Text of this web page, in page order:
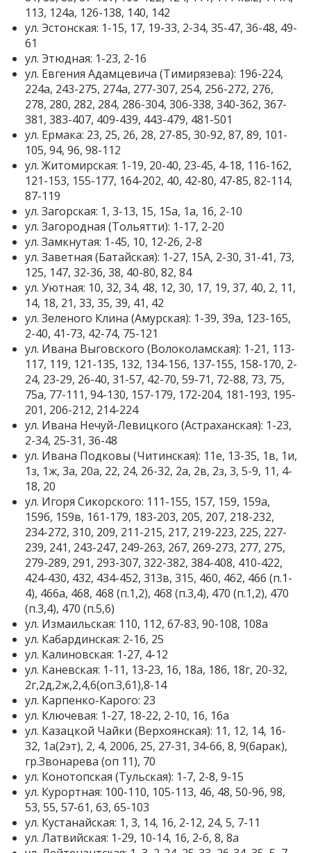
113, 124а, 126-138, 140, 142
ул. Эстонская: 1-15, 17, 19-33, 2-34, 35-47, 36-48, 49-
61
ул. Этюдная: 1-23, 2-16
ул. Евгения Адамцевича (Тимирязева): 196-224,
224а, 243-275, 274а, 277-307, 254, 256-272, 276,
278, 280, 282, 284, 286-304, 306-338, 340-362, 367-
381, 383-407, 409-439, 443-479, 481-501
ул. Ермака: 23, 25, 26, 28, 27-85, 30-92, 87, 89, 101-
105, 94, 96, 98-112
ул. Житомирская: 1-19, 20-40, 23-45, 4-18, 116-162,
121-153, 155-177, 164-202, 40, 42-80, 47-85, 82-114,
87-119
ул. Загорская: 1, 3-13, 15, 15а, 1а, 1б, 2-10
ул. Загородная (Тольятти): 1-17, 2-20
ул. Замкнутая: 1-45, 10, 12-26, 2-8
ул. Заветная (Батайская): 1-27, 15А, 2-30, 31-41, 73,
125, 147, 32-36, 38, 40-80, 82, 84
ул. Уютная: 10, 32, 34, 48, 12, 30, 17, 19, 37, 40, 2, 11,
14, 18, 21, 33, 35, 39, 41, 42
ул. Зеленого Клина (Амурская): 1-39, 39а, 123-165,
2-40, 41-73, 42-74, 75-121
ул. Ивана Выговского (Волоколамская): 1-21, 113-
117, 119, 121-135, 132, 134-156, 137-155, 158-170, 2-
24, 23-29, 26-40, 31-57, 42-70, 59-71, 72-88, 73, 75,
75а, 77-111, 94-130, 157-179, 172-204, 181-193, 195-
201, 206-212, 214-224
ул. Ивана Нечуй-Левицкого (Астраханская): 1-23,
2-34, 25-31, 36-48
ул. Ивана Подковы (Читинская): 11е, 13-35, 1в, 1и,
1з, 1ж, 3а, 20а, 22, 24, 26-32, 2а, 2в, 2з, 3, 5-9, 11, 4-
18, 20
ул. Игоря Сикорского: 111-155, 157, 159, 159а,
159б, 159в, 161-179, 183-203, 205, 207, 218-232,
234-272, 310, 209, 211-215, 217, 219-223, 225, 227-
239, 241, 243-247, 249-263, 267, 269-273, 277, 275,
279-289, 291, 293-307, 322-382, 384-408, 410-422,
424-430, 432, 434-452, 313в, 315, 460, 462, 466 (п.1-
4), 466а, 468, 468 (п.1,2), 468 (п.3,4), 470 (п.1,2), 470
(п.3,4), 470 (п.5,6)
ул. Измаильская: 110, 112, 67-83, 90-108, 108а
ул. Кабардинская: 2-16, 25
ул. Калиновская: 1-27, 4-12
ул. Каневская: 1-11, 13-23, 16, 18а, 18б, 18г, 20-32,
2г,2д,2ж,2,4,6(оп.3,61),8-14
ул. Карпенко-Карого: 23
ул. Ключевая: 1-27, 18-22, 2-10, 16, 16а
ул. Казацкой Чайки (Верхоянская): 11, 12, 14, 16-
32, 1а(2эт), 2, 4, 2006, 25, 27-31, 34-66, 8, 9(барак),
гр.Звонарева (оп 11), 70
ул. Конотопская (Тульская): 1-7, 2-8, 9-15
ул. Курортная: 100-110, 105-113, 46, 48, 50-96, 98,
53, 55, 57-61, 63, 65-103
ул. Кустанайская: 1, 3, 14, 16, 2-12, 24, 5, 7-11
ул. Латвийская: 1-29, 10-14, 16, 2-6, 8, 8а